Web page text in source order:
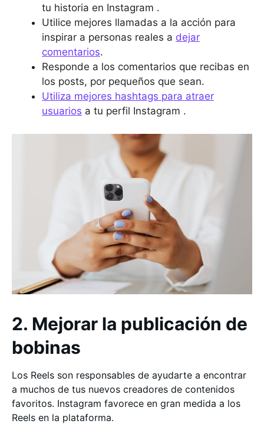
tu historia en Instagram .
Utilice mejores llamadas a la acción para
inspirar a personas reales a dejar
comentarios.
Responde a los comentarios que recibas en
los posts, por pequeños que sean.
Utiliza mejores hashtags para atraer
usuarios a tu perfil Instagram .
2. Mejorar la publicación de
bobinas
Los Reels son responsables de ayudarte a encontrar
a muchos de tus nuevos creadores de contenidos
favoritos. Instagram favorece en gran medida a los
Reels en la plataforma.